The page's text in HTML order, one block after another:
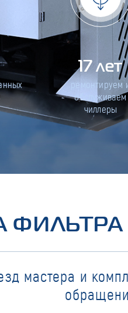
17 лет
ремонтируем
обслуживаем
чиллеры
мастера и